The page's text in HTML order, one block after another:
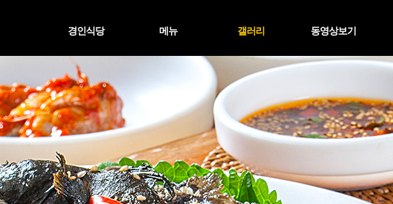
경인식당 메뉴 갤러리 동영상보기